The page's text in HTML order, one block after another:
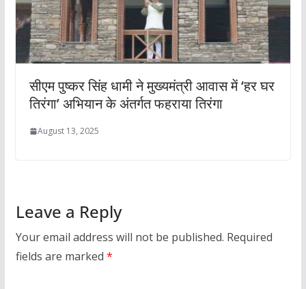
सीएम पुष्कर सिंह धामी ने मुख्यमंत्री आवास में ‘हर घर
तिरंगा’ अभियान के अंतर्गत फहराया तिरंगा
August 13, 2025
Leave a Reply
Your email address will not be published. Required
fields are marked *